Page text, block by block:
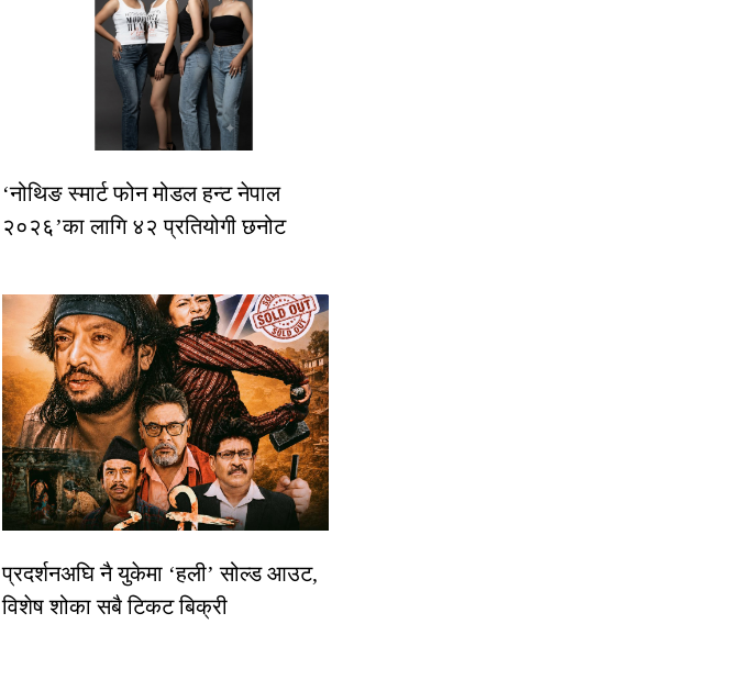
‘नोथिङ स्मार्ट फोन मोडल हन्ट नेपाल
२०२६’का लागि ४२ प्रतियोगी छनोट
प्रदर्शनअघि नै युकेमा ‘हली’ सोल्ड आउट,
विशेष शोका सबै टिकट बिक्री